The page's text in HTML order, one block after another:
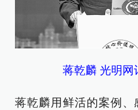
蒋乾麟 光明网
蒋乾麟用鲜活的案例